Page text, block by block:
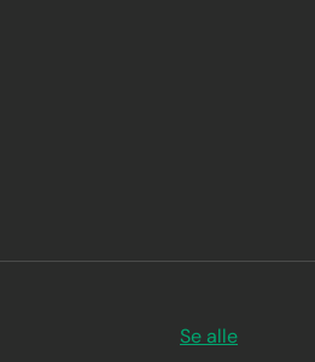
Se alle